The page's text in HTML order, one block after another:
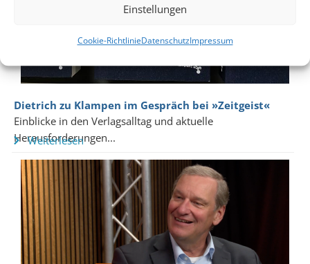
Einstellungen
Cookie-RichtlinieDatenschutzImpressum
Dietrich zu Klampen im Gespräch bei »Zeitgeist«
Einblicke in den Verlagsalltag und aktuelle
Herausforderungen...
Weiterlesen